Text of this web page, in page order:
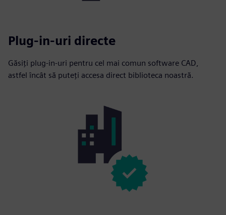
Plug-in-uri directe
Găsiți plug-in-uri pentru cel mai comun software CAD,
astfel încât să puteți accesa direct biblioteca noastră.